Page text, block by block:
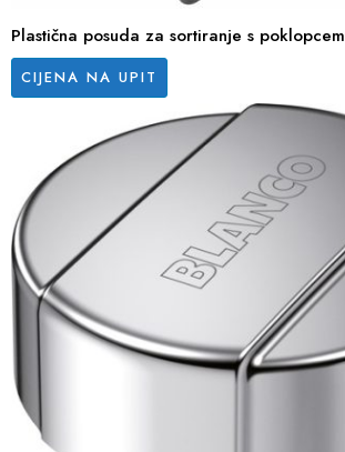
Plastična posuda za sortiranje s poklopcem
CIJENA NA UPIT